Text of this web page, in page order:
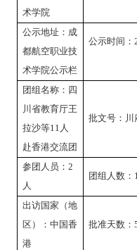
术学院
公示地址： 成
都航空职业技
术学院公示栏
公示时间：
团组名称： 四
川省教育厅王
拉沙等11 人
赴香港交流团
批文号： 川
参团人员：2
人
团组人数：
出访国家（地
区）：中国香
港
批准天数 ：